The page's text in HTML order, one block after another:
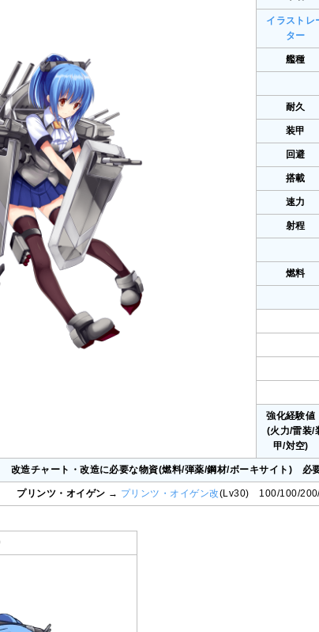
イラストレ
ター
艦種
耐久
装甲
回避
搭載
速力
射程
燃料
強化経験値
(火力/雷装/
甲/対空)
改造チャート・改造に必要な物資(燃料/弾薬/鋼材/ボーキサイト)
プリンツ・オイゲン → プリンツ・オイゲン改(Lv30) 100/100/